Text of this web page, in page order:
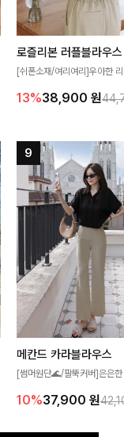
로즐리본 러플블라우스
[쉬폰소재/여리여리]우아한
분위기를 더해주는 블라우스
좋아요
13%38,900 원
메칸드 카라블라우스
[썸머원단🌊/팔뚝커버]은은
세련된 무드를 연출해주는 블
은 베이직한 디자인!
10%37,900 원